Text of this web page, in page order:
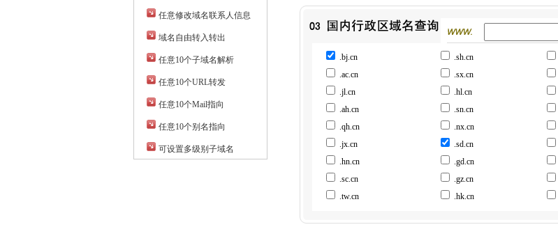
任意修改域名联系人信息
域名自由转入转出
任意10个子域名解析
任意10个URL转发
任意10个Mail指向
任意10个别名指向
可设置多级别子域名
.bj.cn .sh.cn
.ac.cn
.sx.cn
.jl.cn
.hl.cn
.ah.cn
.sn.cn
.qh.cn
.nx.cn
.jx.cn
.sd.cn
.hn.cn
.gd.cn
.sc.cn
.gz.cn
.tw.cn
.hk.cn